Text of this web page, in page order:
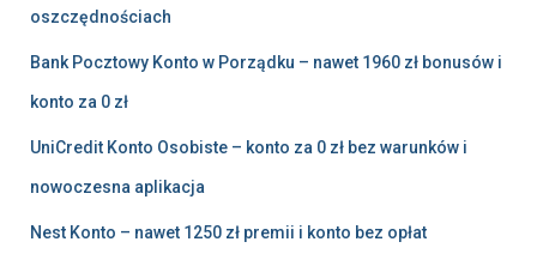
oszczędnościach
Bank Pocztowy Konto w Porządku – nawet 1960 zł bonusów i
konto za 0 zł
UniCredit Konto Osobiste – konto za 0 zł bez warunków i
nowoczesna aplikacja
Nest Konto – nawet 1250 zł premii i konto bez opłat